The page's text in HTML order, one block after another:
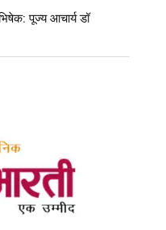
पूज्य आचार्य डॉ